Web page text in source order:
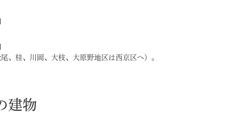
、桂、川岡、大枝、大原野地区は西京区へ）。
建物